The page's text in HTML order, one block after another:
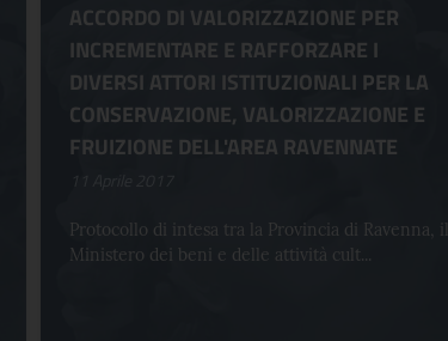
ACCORDO DI VALORIZZAZIONE PER
INCREMENTARE E RAFFORZARE I
DIVERSI ATTORI ISTITUZIONALI PER LA
CONSERVAZIONE, VALORIZZAZIONE E
FRUIZIONE DELL'AREA RAVENNATE
11 Aprile 2017
Protocollo di intesa tra la Provincia di Ravenna, il
Ministero dei beni e delle attività cult...